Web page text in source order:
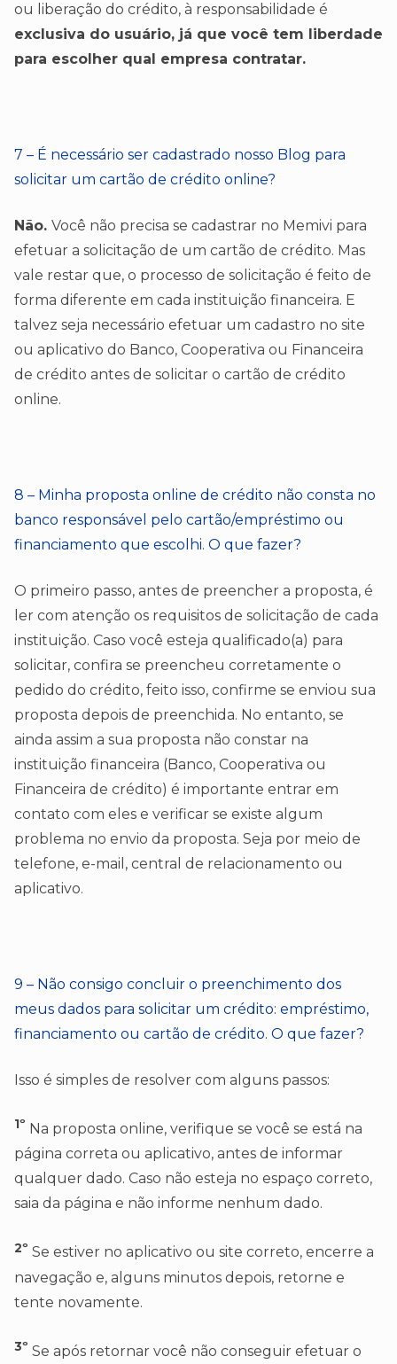
ou liberação do crédito, à responsabilidade é
exclusiva do usuário, já que você tem liberdade
para escolher qual empresa contratar.
7 – É necessário ser cadastrado nosso Blog para
solicitar um cartão de crédito online?
Não. Você não precisa se cadastrar no Memivi para
efetuar a solicitação de um cartão de crédito. Mas
vale restar que, o processo de solicitação é feito de
forma diferente em cada instituição financeira. E
talvez seja necessário efetuar um cadastro no site
ou aplicativo do Banco, Cooperativa ou Financeira
de crédito antes de solicitar o cartão de crédito
online.
8 – Minha proposta online de crédito não consta no
banco responsável pelo cartão/empréstimo ou
financiamento que escolhi. O que fazer?
O primeiro passo, antes de preencher a proposta, é
ler com atenção os requisitos de solicitação de cada
instituição. Caso você esteja qualificado(a) para
solicitar, confira se preencheu corretamente o
pedido do crédito, feito isso, confirme se enviou sua
proposta depois de preenchida. No entanto, se
ainda assim a sua proposta não constar na
instituição financeira (Banco, Cooperativa ou
Financeira de crédito) é importante entrar em
contato com eles e verificar se existe algum
problema no envio da proposta. Seja por meio de
telefone, e-mail, central de relacionamento ou
aplicativo.
9 – Não consigo concluir o preenchimento dos
meus dados para solicitar um crédito: empréstimo,
financiamento ou cartão de crédito. O que fazer?
Isso é simples de resolver com alguns passos:
1º Na proposta online, verifique se você se está na
página correta ou aplicativo, antes de informar
qualquer dado. Caso não esteja no espaço correto,
saia da página e não informe nenhum dado.
2º Se estiver no aplicativo ou site correto, encerre a
navegação e, alguns minutos depois, retorne e
tente novamente.
3º Se após retornar você não conseguir efetuar o